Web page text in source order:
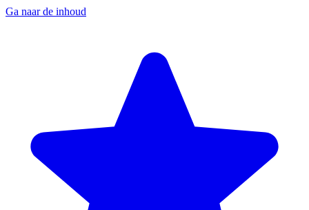
Ga naar de inhoud